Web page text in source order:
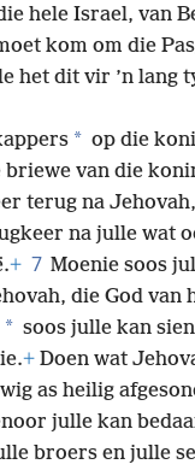
hele Israel, van
kom om die
het dit vir ’n lang
* op die
briewe van die
terug na
na julle wat
+ 7 Moenie soos
die God
* soos julle kan
+ Doen wat
as heilig
julle kan
broers en julle